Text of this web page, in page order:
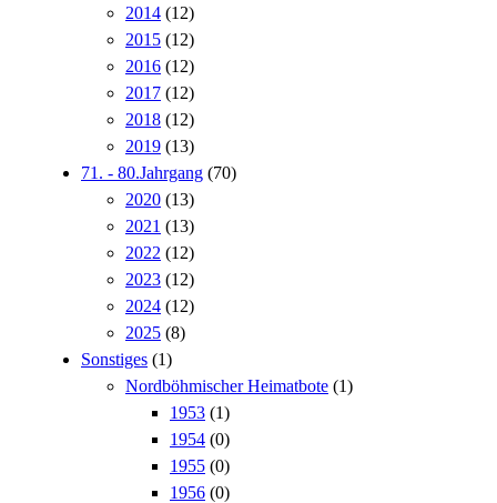
2014 (12)
2015 (12)
2016 (12)
2017 (12)
2018 (12)
2019 (13)
71. - 80.Jahrgang (70)
2020 (13)
2021 (13)
2022 (12)
2023 (12)
2024 (12)
2025 (8)
Sonstiges (1)
Nordböhmischer Heimatbote (1)
1953 (1)
1954 (0)
1955 (0)
1956 (0)